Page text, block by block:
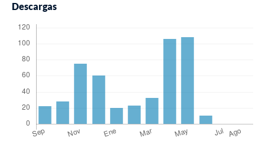
Descargas